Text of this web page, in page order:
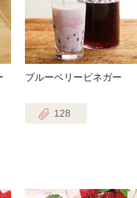
ブルーベリービネガー
128